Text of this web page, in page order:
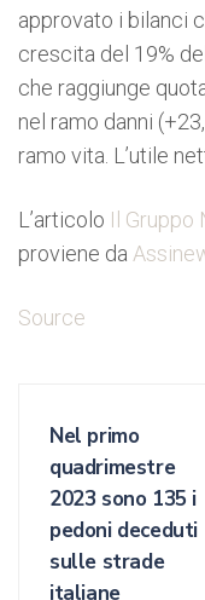
approvato i bilanci
crescita del 19%
che raggiunge
nel ramo danni
ramo vita. L’utile
L’articolo Il Gruppo
proviene da
Source
Nel primo
quadrimestre
2023 sono 135 i
pedoni deceduti
sulle strade
italiane